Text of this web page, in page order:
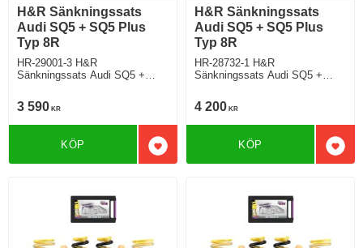
H&R Sänkningssats
Audi SQ5 + SQ5 Plus
Typ 8R
HR-29001-3 H&R
Sänkningssats Audi SQ5 +
Fram ca: 25mm Bak ca: 20mm
3 590 KR
Lägg till i favoriter
KÖP
H&R Sänkningssats
Audi SQ5 + SQ5 Plus
Typ 8R
HR-28732-1 H&R
Sänkningssats Audi SQ5 +
ca: 45mm Bak ca: 35 mm
4 200 KR
KÖP